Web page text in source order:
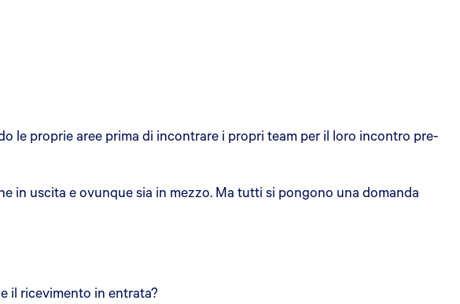
le proprie aree prima di incontrare i propri team per il loro incontro pre-
in uscita e ovunque sia in mezzo. Ma tutti si pongono una domanda
il ricevimento in entrata?